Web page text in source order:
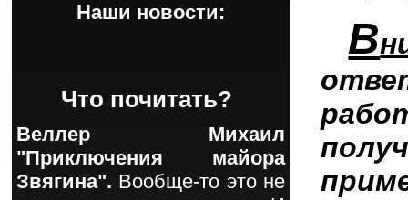
В
Наши новости:
Что почитать?
Веллер Михаил
"Приключения майора
Звягина". Вообще-то это не